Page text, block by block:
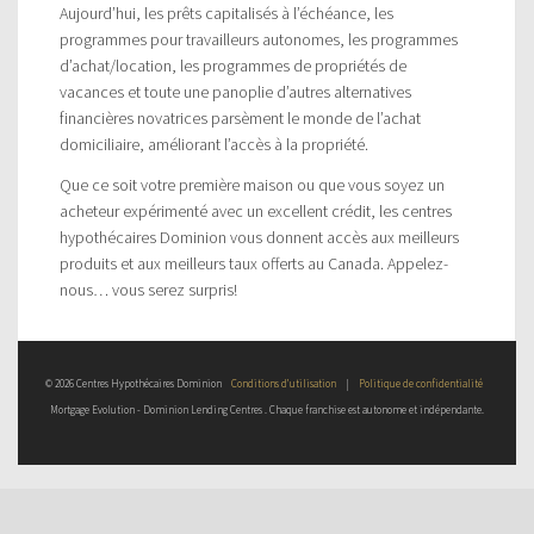
Aujourd’hui, les prêts capitalisés à l’échéance, les
programmes pour travailleurs autonomes, les programmes
d’achat/location, les programmes de propriétés de
vacances et toute une panoplie d’autres alternatives
financières novatrices parsèment le monde de l’achat
domiciliaire, améliorant l’accès à la propriété.
Que ce soit votre première maison ou que vous soyez un
acheteur expérimenté avec un excellent crédit, les centres
hypothécaires Dominion vous donnent accès aux meilleurs
produits et aux meilleurs taux offerts au Canada. Appelez-
nous… vous serez surpris!
© 2026 Centres Hypothécaires Dominion Conditions d’utilisation |
Politique de confidentialité
Mortgage Evolution - Dominion Lending Centres . Chaque franchise est autonome et indépendante.